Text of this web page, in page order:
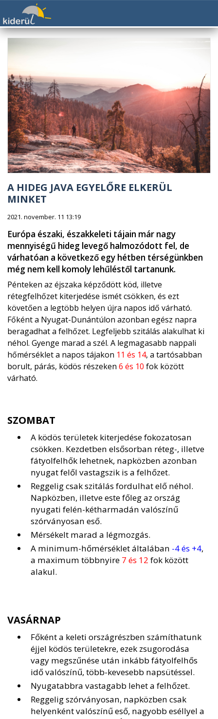
A HIDEG JAVA EGYELŐRE ELKERÜL
MINKET
2021. november. 11 13:19
Európa északi, északkeleti tájain már nagy
mennyiségű hideg levegő halmozódott fel, de
várhatóan a következő egy hétben térségünkben
még nem kell komoly lehűléstől tartanunk.
Pénteken az éjszaka képződött köd, illetve
rétegfelhőzet kiterjedése ismét csökken, és ezt
követően a legtöbb helyen újra napos idő várható.
Főként a Nyugat-Dunántúlon azonban egész napra
beragadhat a felhőzet. Legfeljebb szitálás alakulhat ki
néhol. Gyenge marad a szél. A legmagasabb nappali
hőmérséklet a napos tájakon 11 és 14, a tartósabban
borult, párás, ködös részeken 6 és 10 fok között
várható.
SZOMBAT
A ködös területek kiterjedése fokozatosan
csökken. Kezdetben elsősorban réteg-, illetve
fátyolfelhők lehetnek, napközben azonban
nyugat felől vastagszik is a felhőzet.
Reggelig csak szitálás fordulhat elő néhol.
Napközben, illetve este főleg az ország
nyugati felén-kétharmadán valószínű
szórványosan eső.
Mérsékelt marad a légmozgás.
A minimum-hőmérséklet általában -4 és +4,
a maximum többnyire 7 és 12 fok között
alakul.
VASÁRNAP
Főként a keleti országrészben számíthatunk
éjjel ködös területekre, ezek zsugorodása
vagy megszűnése után inkább fátyolfelhős
idő valószínű, több-kevesebb napsütéssel.
Nyugatabbra vastagabb lehet a felhőzet.
Reggelig szórványosan, napközben csak
helyenként valószínű eső, nagyobb eséllyel a